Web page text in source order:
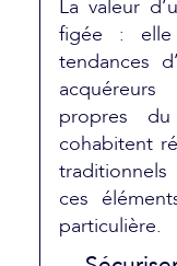
La valeur
figée : elle
tendances
propres
cohabitent
ces
particulière.